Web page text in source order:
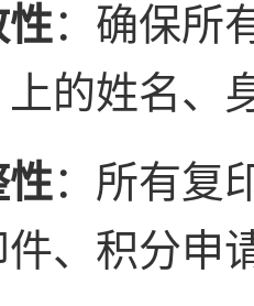
性：确保所
上的姓名、
性：所有复
、积分申